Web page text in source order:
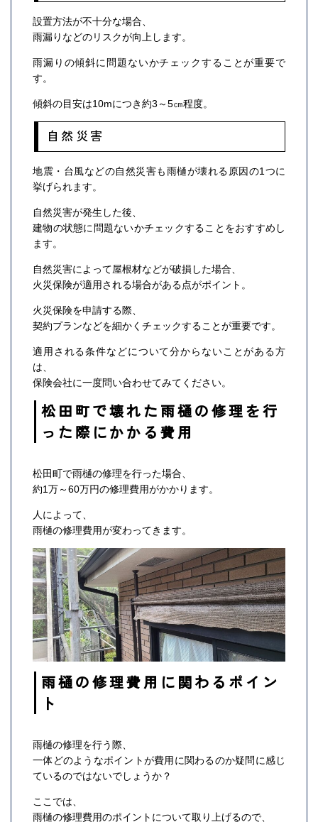
設置方法が不十分な場合、
雨漏りなどのリスクが向上します。
雨漏りの傾斜に問題ないかチェックすることが重要で
す。
傾斜の目安は10mにつき約3～5㎝程度。
自然災害
地震・台風などの自然災害も雨樋が壊れる原因の1つに
挙げられます。
自然災害が発生した後、
建物の状態に問題ないかチェックすることをおすすめし
ます。
自然災害によって屋根材などが破損した場合、
火災保険が適用される場合がある点がポイント。
火災保険を申請する際、
契約プランなどを細かくチェックすることが重要です。
適用される条件などについて分からないことがある方
は、
保険会社に一度問い合わせてみてください。
松田町で壊れた雨樋の修理を行
った際にかかる費用
松田町で雨樋の修理を行った場合、
約1万～60万円の修理費用がかかります。
人によって、
雨樋の修理費用が変わってきます。
雨樋の修理費用に関わるポイン
ト
雨樋の修理を行う際、
一体どのようなポイントが費用に関わるのか疑問に感じ
ているのではないでしょうか？
ここでは、
雨樋の修理費用のポイントについて取り上げるので、